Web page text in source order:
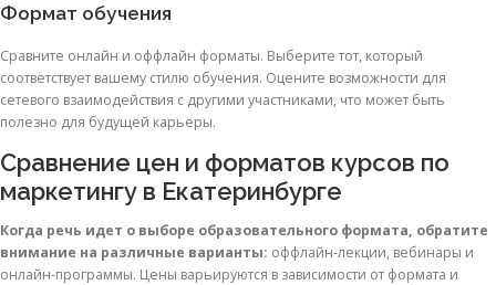
Формат обучения
Сравните онлайн и оффлайн форматы. Выберите тот, который
соответствует вашему стилю обучения. Оцените возможности для
сетевого взаимодействия с другими участниками, что может быть
полезно для будущей карьеры.
Сравнение цен и форматов курсов по
маркетингу в Екатеринбурге
Когда речь идет о выборе образовательного формата, обратите
внимание на различные варианты: оффлайн-лекции, вебинары и
онлайн-программы. Цены варьируются в зависимости от формата и